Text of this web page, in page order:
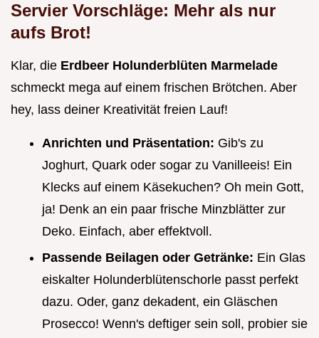
Servier Vorschläge: Mehr als nur
aufs Brot!
Klar, die Erdbeer Holunderblüten Marmelade
schmeckt mega auf einem frischen Brötchen. Aber
hey, lass deiner Kreativität freien Lauf!
Anrichten und Präsentation: Gib's zu
Joghurt, Quark oder sogar zu Vanilleeis! Ein
Klecks auf einem Käsekuchen? Oh mein Gott,
ja! Denk an ein paar frische Minzblätter zur
Deko. Einfach, aber effektvoll.
Passende Beilagen oder Getränke: Ein Glas
eiskalter Holunderblütenschorle passt perfekt
dazu. Oder, ganz dekadent, ein Gläschen
Prosecco! Wenn's deftiger sein soll, probier sie